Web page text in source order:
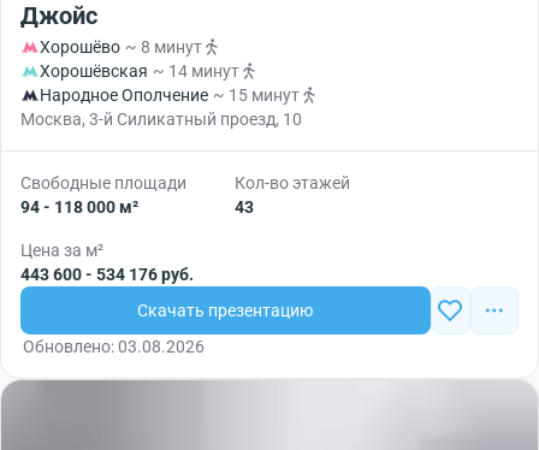
Джойс
Хорошёво ~ 8 минут
Хорошёвская ~ 14 минут
Народное Ополчение ~ 15 минут
Москва, 3-й Силикатный проезд, 10
Свободные площади
94 - 118 000 м²
Кол-во этажей
43
Цена за м²
443 600 - 534 176 руб.
Скачать презентацию
Обновлено: 03.08.2026